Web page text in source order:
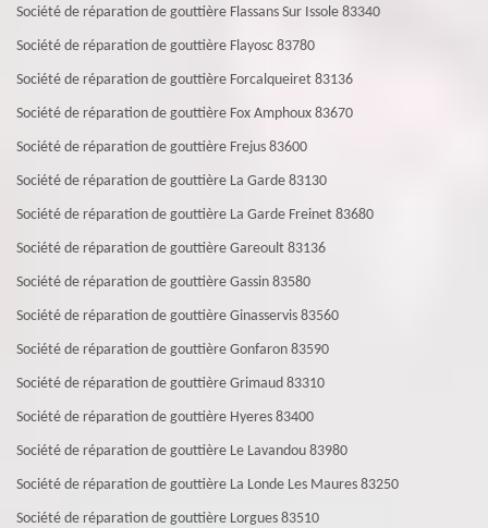
Société de réparation de gouttière Flassans Sur Issole 83340
Société de réparation de gouttière Flayosc 83780
Société de réparation de gouttière Forcalqueiret 83136
Société de réparation de gouttière Fox Amphoux 83670
Société de réparation de gouttière Frejus 83600
Société de réparation de gouttière La Garde 83130
Société de réparation de gouttière La Garde Freinet 83680
Société de réparation de gouttière Gareoult 83136
Société de réparation de gouttière Gassin 83580
Société de réparation de gouttière Ginasservis 83560
Société de réparation de gouttière Gonfaron 83590
Société de réparation de gouttière Grimaud 83310
Société de réparation de gouttière Hyeres 83400
Société de réparation de gouttière Le Lavandou 83980
Société de réparation de gouttière La Londe Les Maures 83250
Société de réparation de gouttière Lorgues 83510